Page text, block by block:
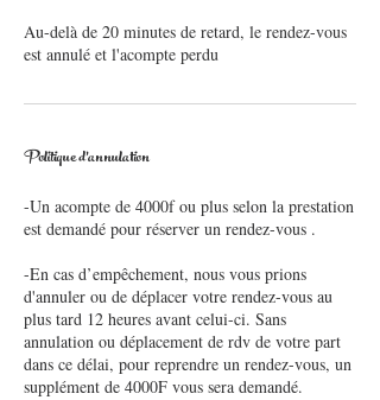
Au-delà de 20 minutes de retard, le rendez-vous
Politique d'annulation
-Un acompte de 4000f ou plus selon la prestation
est demandé pour réserver un rendez-vous .
-En cas d’empêchement, nous vous prions
d'annuler ou de déplacer votre rendez-vous au
plus tard 12 heures avant celui-ci. Sans
annulation ou déplacement de rdv de votre part
dans ce délai, pour reprendre un rendez-vous, un
supplément de 4000F vous sera demandé.